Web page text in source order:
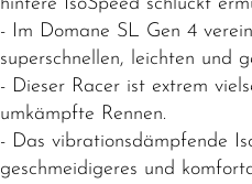
- Im Domane SL Gen 4
superschnellen, leichten und
- Dieser Racer ist extrem
umkämpfte Rennen.
- Das vibrationsdämpfende
geschmeidigeres und